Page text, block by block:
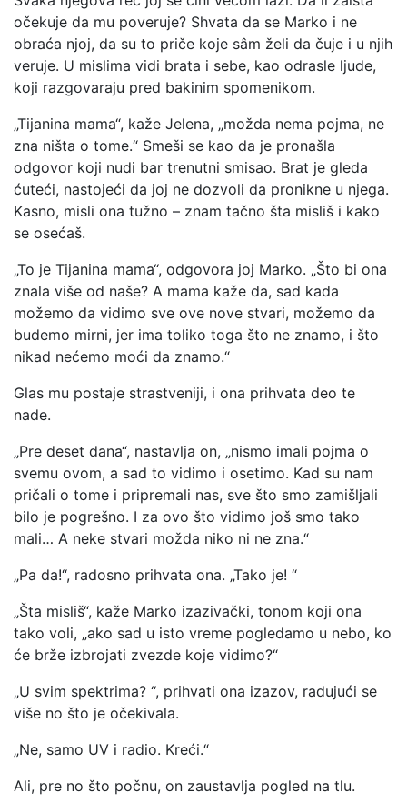
očekuje da mu poveruje? Shvata da se Marko i ne
obraća njoj, da su to priče koje sâm želi da čuje i u njih
veruje. U mislima vidi brata i sebe, kao odrasle ljude,
koji razgovaraju pred bakinim spomenikom.
„Tijanina mama“, kaže Jelena, „možda nema pojma, ne
zna ništa o tome.“ Smeši se kao da je pronašla
odgovor koji nudi bar trenutni smisao. Brat je gleda
ćuteći, nastojeći da joj ne dozvoli da pronikne u njega.
Kasno, misli ona tužno – znam tačno šta misliš i kako
se osećaš.
„To je Tijanina mama“, odgovora joj Marko. „Što bi ona
znala više od naše? A mama kaže da, sad kada
možemo da vidimo sve ove nove stvari, možemo da
budemo mirni, jer ima toliko toga što ne znamo, i što
nikad nećemo moći da znamo.“
Glas mu postaje strastveniji, i ona prihvata deo te
nade.
„Pre deset dana“, nastavlja on, „nismo imali pojma o
svemu ovom, a sad to vidimo i osetimo. Kad su nam
pričali o tome i pripremali nas, sve što smo zamišljali
bilo je pogrešno. I za ovo što vidimo još smo tako
mali… A neke stvari možda niko ni ne zna.“
„Pa da!“, radosno prihvata ona. „Tako je! “
„Šta misliš“, kaže Marko izazivački, tonom koji ona
tako voli, „ako sad u isto vreme pogledamo u nebo, ko
će brže izbrojati zvezde koje vidimo?“
„U svim spektrima? “, prihvati ona izazov, radujući se
više no što je očekivala.
„Ne, samo UV i radio. Kreći.“
Ali, pre no što počnu, on zaustavlja pogled na tlu.